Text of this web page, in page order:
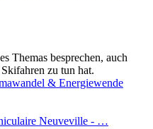
Themas besprechen, auch
zu tun hat.
& Energiewende
Neuveville - …